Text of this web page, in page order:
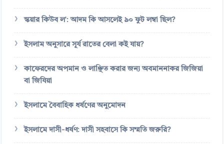
স্কয়ার কিউব ল': আদম কি আসলেই ৯০ ফুট লম্বা ছিল?
ইসলাম অনুসারে সূর্য রাতের বেলা কই যায়?
কাফেরদের অপমান ও লাঞ্ছিত করার জন্য অবমাননাকর জিজিয়া
বা জিযিয়া
ইসলামে বৈবাহিক ধর্ষণের অনুমোদন
ইসলামে দাসী-ধর্ষণ: দাসী সহবাসে কি সম্মতি জরুরি?